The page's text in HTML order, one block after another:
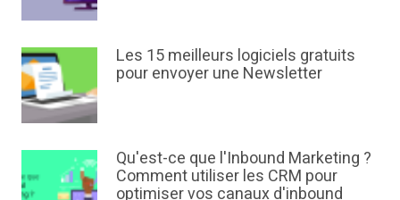
Les 15 meilleurs logiciels gratuits
pour envoyer une Newsletter
Qu'est-ce que l'Inbound Marketing ?
Comment utiliser les CRM pour
optimiser vos canaux d'inbound